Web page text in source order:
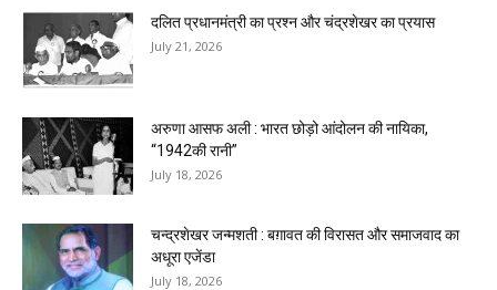
दलित प्रधानमंत्री का प्रश्न और चंद्रशेखर का प्रयास
July 21, 2026
अरुणा आसफ अली : भारत छोड़ो आंदोलन की नायिका,
“1942की रानी”
July 18, 2026
चन्द्रशेखर जन्मशती : बग़ावत की विरासत और समाजवाद का
अधूरा एजेंडा
July 18, 2026